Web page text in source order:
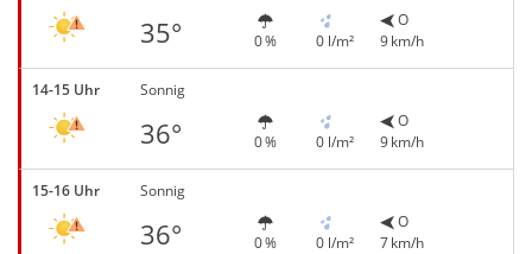
35° 0 % 0 l/m²
O
9 km/h
14-15 Uhr Sonnig
36° 0 % 0 l/m²
O
9 km/h
15-16 Uhr Sonnig
36° 0 % 0 l/m²
O
7 km/h